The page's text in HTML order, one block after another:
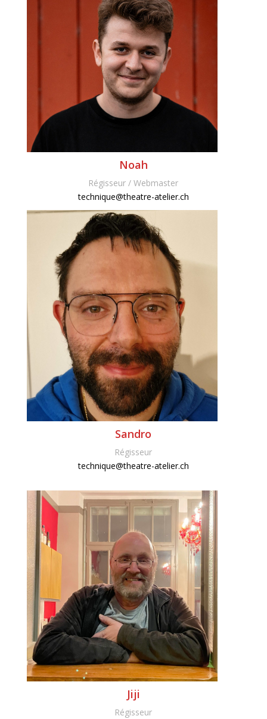
Noah
Régisseur / Webmaster
technique@theatre-atelier.ch
webmaster@alterium.ch
Sandro
Régisseur
technique@theatre-atelier.ch
Jiji
Régisseur